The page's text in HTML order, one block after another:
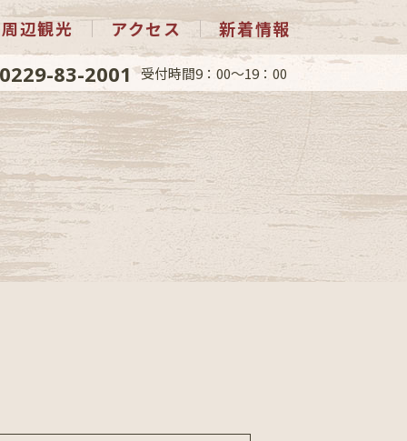
周辺観光 アクセス 新着情報
0229-83-2001 受付時間9：00～19：00